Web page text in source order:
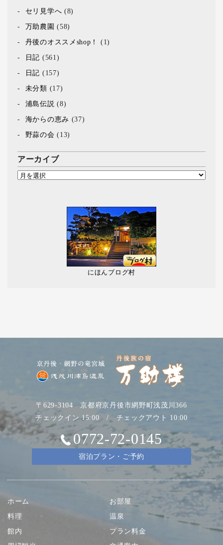
セリ見学へ (8)
万助農園 (58)
丹後のオススメshop！ (1)
日記 (561)
日記 (157)
未分類 (17)
浦島伝説 (8)
海からの恵み (37)
野蒜の会 (13)
アーカイブ
にほんブログ村
〒629-3104 京都府京丹後市網野町浅茂川366
チェックイン 15:00 / チェックアウト 10:00
0772-72-0145
宿泊プラン・ご予約
ホーム
お部屋
料理
温泉
館内
プラン料金